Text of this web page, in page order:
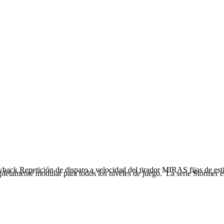
modular para todos los niveles de juego. La serie Stormer
Repetición de disparo a velocidad del tirador MIRAS fijas de